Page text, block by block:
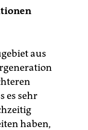
aus
es sehr
haben,